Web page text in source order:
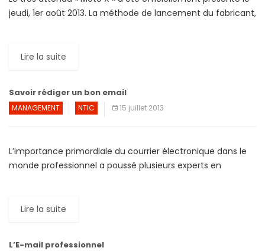
jeudi, 1er août 2013. La méthode de lancement du fabricant,
Lire la suite
Savoir rédiger un bon email
MANAGEMENT NTIC 15 juillet 2013
L’importance primordiale du courrier électronique dans le
monde professionnel a poussé plusieurs experts en
Lire la suite
L’E-mail professionnel